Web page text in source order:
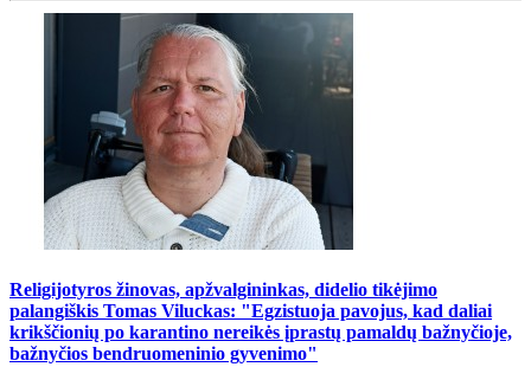
Religijotyros žinovas, apžvalgininkas, didelio tikėjimo
palangiškis Tomas Viluckas: "Egzistuoja pavojus, kad daliai
krikščionių po karantino nereikės įprastų pamaldų bažnyčioje,
bažnyčios bendruomeninio gyvenimo"